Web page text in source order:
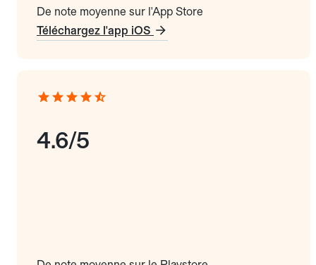
De note moyenne sur l'App Store
Téléchargez l'app iOS
4.6/5